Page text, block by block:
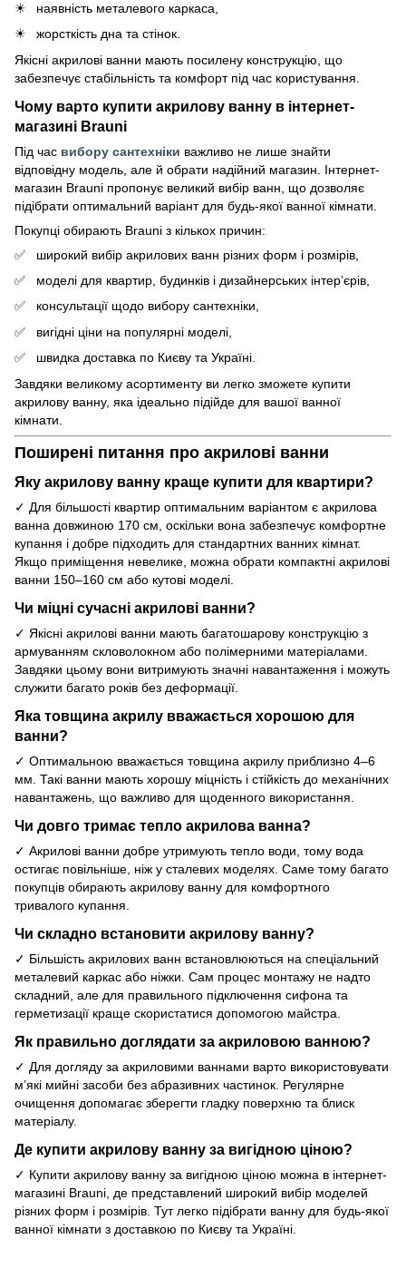
наявність металевого каркаса,
жорсткість дна та стінок.
Якісні акрилові ванни мають посилену конструкцію, що
забезпечує стабільність та комфорт під час користування.
Чому варто купити акрилову ванну в інтернет-
магазині Brauni
Під час вибору сантехніки важливо не лише знайти
відповідну модель, але й обрати надійний магазин. Інтернет-
магазин Brauni пропонує великий вибір ванн, що дозволяє
підібрати оптимальний варіант для будь-якої ванної кімнати.
Покупці обирають Brauni з кількох причин:
широкий вибір акрилових ванн різних форм і розмірів,
моделі для квартир, будинків і дизайнерських інтер’єрів,
консультації щодо вибору сантехніки,
вигідні ціни на популярні моделі,
швидка доставка по Києву та Україні.
Завдяки великому асортименту ви легко зможете купити
акрилову ванну, яка ідеально підійде для вашої ванної
кімнати.
Поширені питання про акрилові ванни
Яку акрилову ванну краще купити для квартири?
✓ Для більшості квартир оптимальним варіантом є акрилова
ванна довжиною 170 см, оскільки вона забезпечує комфортне
купання і добре підходить для стандартних ванних кімнат.
Якщо приміщення невелике, можна обрати компактні акрилові
ванни 150–160 см або кутові моделі.
Чи міцні сучасні акрилові ванни?
✓ Якісні акрилові ванни мають багатошарову конструкцію з
армуванням скловолокном або полімерними матеріалами.
Завдяки цьому вони витримують значні навантаження і можуть
служити багато років без деформації.
Яка товщина акрилу вважається хорошою для
ванни?
✓ Оптимальною вважається товщина акрилу приблизно 4–6
мм. Такі ванни мають хорошу міцність і стійкість до механічних
навантажень, що важливо для щоденного використання.
Чи довго тримає тепло акрилова ванна?
✓ Акрилові ванни добре утримують тепло води, тому вода
остигає повільніше, ніж у сталевих моделях. Саме тому багато
покупців обирають акрилову ванну для комфортного
тривалого купання.
Чи складно встановити акрилову ванну?
✓ Більшість акрилових ванн встановлюються на спеціальний
металевий каркас або ніжки. Сам процес монтажу не надто
складний, але для правильного підключення сифона та
герметизації краще скористатися допомогою майстра.
Як правильно доглядати за акриловою ванною?
✓ Для догляду за акриловими ваннами варто використовувати
м’які мийні засоби без абразивних частинок. Регулярне
очищення допомагає зберегти гладку поверхню та блиск
матеріалу.
Де купити акрилову ванну за вигідною ціною?
✓ Купити акрилову ванну за вигідною ціною можна в інтернет-
магазині Brauni, де представлений широкий вибір моделей
різних форм і розмірів. Тут легко підібрати ванну для будь-якої
ванної кімнати з доставкою по Києву та Україні.